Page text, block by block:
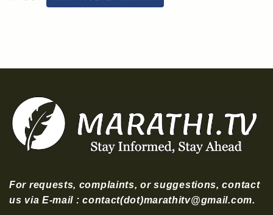
For requests, complaints, or suggestions, contact
us via E-mail : contact(dot)marathitv@gmail.com.